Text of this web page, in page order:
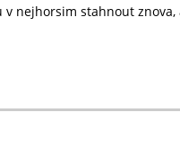
nejhorsim stahnout